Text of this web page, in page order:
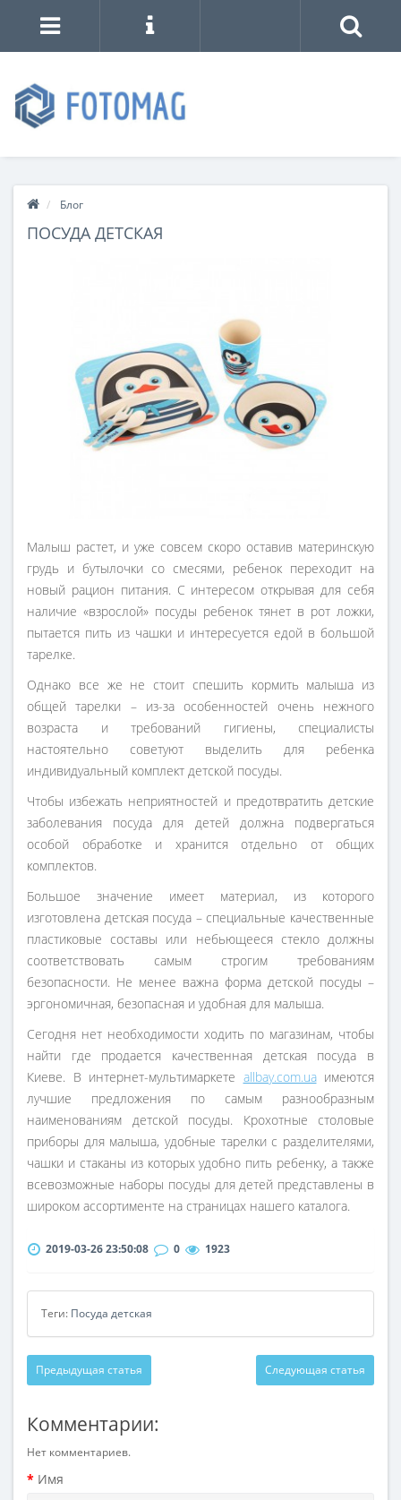
Блог
ПОСУДА ДЕТСКАЯ
Малыш растет, и уже совсем скоро оставив материнскую
грудь и бутылочки со смесями, ребенок переходит на
новый рацион питания. С интересом открывая для себя
наличие «взрослой» посуды ребенок тянет в рот ложки,
пытается пить из чашки и интересуется едой в большой
тарелке.
Однако все же не стоит спешить кормить малыша из
общей тарелки – из-за особенностей очень нежного
возраста и требований гигиены, специалисты
настоятельно советуют выделить для ребенка
индивидуальный комплект детской посуды.
Чтобы избежать неприятностей и предотвратить детские
заболевания посуда для детей должна подвергаться
особой обработке и хранится отдельно от общих
комплектов.
Большое значение имеет материал, из которого
изготовлена детская посуда – специальные качественные
пластиковые составы или небьющееся стекло должны
соответствовать самым строгим требованиям
безопасности. Не менее важна форма детской посуды –
эргономичная, безопасная и удобная для малыша.
Сегодня нет необходимости ходить по магазинам, чтобы
найти где продается качественная детская посуда в
Киеве. В интернет-мультимаркете allbay.com.uaимеются
лучшие предложения по самым разнообразным
наименованиям детской посуды. Крохотные столовые
приборы для малыша, удобные тарелки с разделителями,
чашки и стаканы из которых удобно пить ребенку, а также
всевозможные наборы посуды для детей представлены в
широком ассортименте на страницах нашего каталога.
2019-03-26 23:50:08 0 1923
Теги: Посуда детская
Предыдущая статья Следующая статья
Комментарии:
Нет комментариев.
Имя